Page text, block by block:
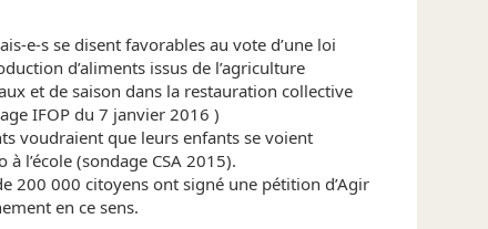
e-s se disent favorables au vote d’une loi
d’aliments issus de l’agriculture
et de saison dans la restauration collective
IFOP du 7 janvier 2016 )
voudraient que leurs enfants se voient
l’école (sondage CSA 2015).
200 000 citoyens ont signé une pétition d’Agir
en ce sens.